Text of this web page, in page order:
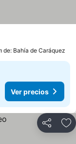
de: Bahía de Caráquez
Ver precios
Compartir